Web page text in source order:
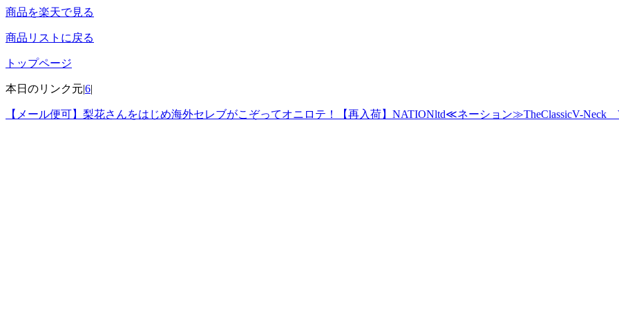
商品を楽天で見る
商品リストに戻る
トップページ
本日のリンク元|6|
【メール便可】梨花さんをはじめ海外セレブがこぞってオニロテ！【再入荷】NATIONltd≪ネーション≫TheClassicV-